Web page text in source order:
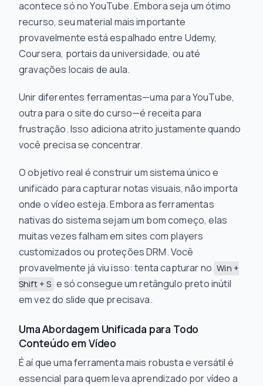
acontece só no YouTube. Embora seja um ótimo
recurso, seu material mais importante
provavelmente está espalhado entre Udemy,
Coursera, portais da universidade, ou até
gravações locais de aula.
Unir diferentes ferramentas—uma para YouTube,
outra para o site do curso—é receita para
frustração. Isso adiciona atrito justamente quando
você precisa se concentrar.
O objetivo real é construir um sistema único e
unificado para capturar notas visuais, não importa
onde o vídeo esteja. Embora as ferramentas
nativas do sistema sejam um bom começo, elas
muitas vezes falham em sites com players
customizados ou proteções DRM. Você
provavelmente já viu isso: tenta capturar no Win +
Shift + S e só consegue um retângulo preto inútil
em vez do slide que precisava.
Uma Abordagem Unificada para Todo
Conteúdo em Vídeo
É aí que uma ferramenta mais robusta e versátil é
essencial para quem leva aprendizado por vídeo a